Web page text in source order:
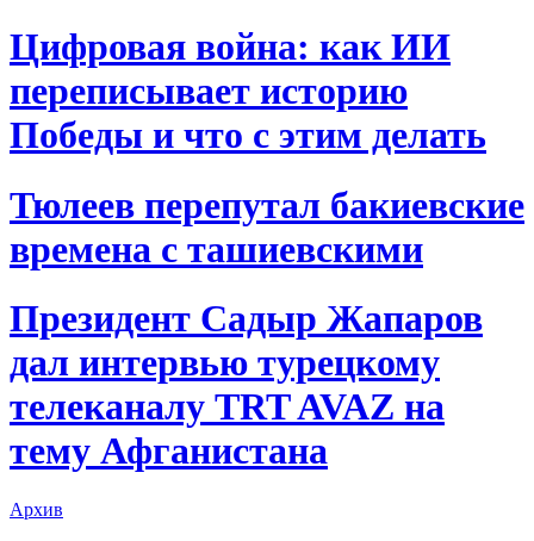
Цифровая война: как ИИ
переписывает историю
Победы и что с этим делать
Тюлеев перепутал бакиевские
времена с ташиевскими
Президент Садыр Жапаров
дал интервью турецкому
телеканалу TRT AVAZ на
тему Афганистана
Архив